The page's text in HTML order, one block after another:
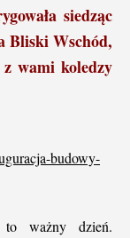
siedząc
Bliski Wschód,
wami koledzy
budowy-
to ważny dzień.